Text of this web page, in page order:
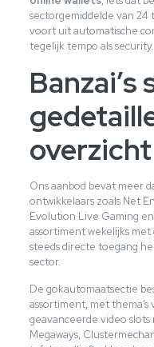
sectorgemiddelde van
voort uit automatische
tegelijk tempo als security.
overzicht
Ons aanbod bevat meer
ontwikkelaars zoals Net
Evolution Live Gaming
assortiment wekelijks
steeds directe toegang
sector.
De gokautomaatsectie
assortiment, met
geavanceerde video
Megaways,